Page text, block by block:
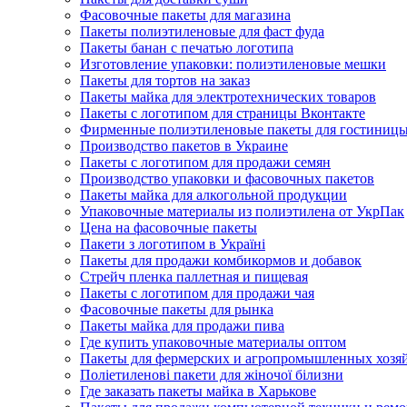
Фасовочные пакеты для магазина
Пакеты полиэтиленовые для фаст фуда
Пакеты банан с печатью логотипа
Изготовление упаковки: полиэтиленовые мешки
Пакеты для тортов на заказ
Пакеты майка для электротехнических товаров
Пакеты с логотипом для страницы Вконтакте
Фирменные полиэтиленовые пакеты для
Производство пакетов в Украине
Пакеты с логотипом для продажи семян
Производство упаковки и фасовочных пакетов
Пакеты майка для алкогольной продукции
Упаковочные материалы из полиэтилена от УкрПак
Цена на фасовочные пакеты
Пакети з логотипом в Україні
Пакеты для продажи комбикормов и добавок
Стрейч пленка паллетная и пищевая
Пакеты с логотипом для продажи чая
Фасовочные пакеты для рынка
Пакеты майка для продажи пива
Где купить упаковочные материалы оптом
Пакеты для фермерских и агропромышленных
Поліетиленові пакети для жіночої білизни
Где заказать пакеты майка в Харькове